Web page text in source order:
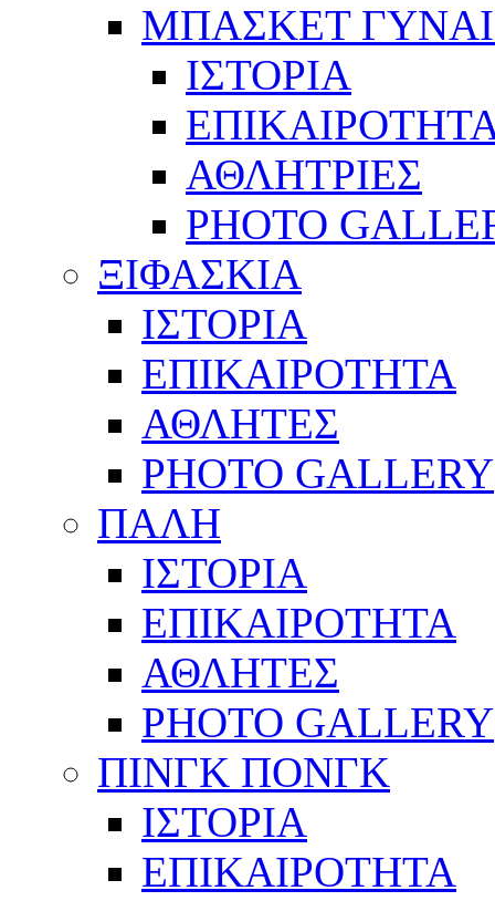
ΜΠΑΣΚΕΤ
ΙΣΤΟΡΙΑ
ΑΘΛΗΤΡΙΕΣ
PHOTO
ΞΙΦΑΣΚΙΑ
ΙΣΤΟΡΙΑ
ΕΠΙΚΑΙΡΟΤΗΤΑ
ΑΘΛΗΤΕΣ
PHOTO GALLERY
ΠΑΛΗ
ΙΣΤΟΡΙΑ
ΕΠΙΚΑΙΡΟΤΗΤΑ
ΑΘΛΗΤΕΣ
PHOTO GALLERY
ΠΙΝΓΚ ΠΟΝΓΚ
ΙΣΤΟΡΙΑ
ΕΠΙΚΑΙΡΟΤΗΤΑ